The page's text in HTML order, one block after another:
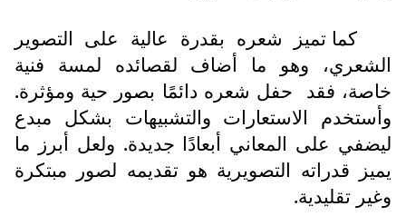
كما تميز شعره بقدرة عالية على التصوير
الشعري، وهو ما أضاف لقصائده لمسة فنية
خاصة، فقد حفل شعره دائمًا بصور حية ومؤثرة.
وأستخدم الاستعارات والتشبيهات بشكل مبدع
ليضفي على المعاني أبعادًا جديدة. ولعل أبرز ما
يميز قدراته التصويرية هو تقديمه لصور مبتكرة
وغير تقليدية.